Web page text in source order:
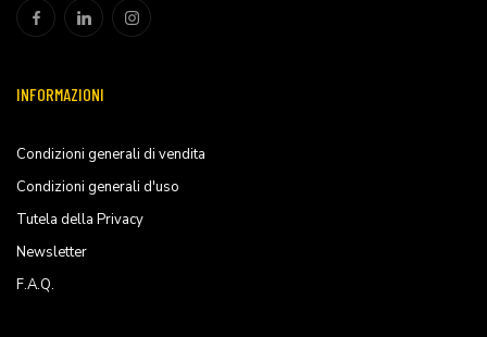
INFORMAZIONI
Condizioni generali di vendita
Condizioni generali d'uso
Tutela della Privacy
Newsletter
F.A.Q.